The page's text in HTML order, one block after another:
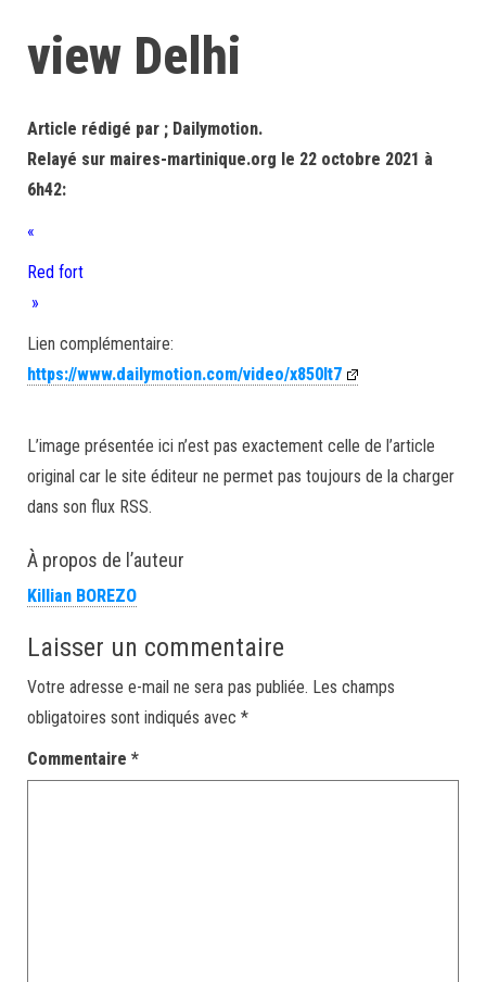
view Delhi
Article rédigé par ; Dailymotion.
Relayé sur maires-martinique.org le 22 octobre 2021 à
6h42:
«
Red fort
»
Lien complémentaire:
https://www.dailymotion.com/video/x850lt7
L’image présentée ici n’est pas exactement celle de l’article
original car le site éditeur ne permet pas toujours de la charger
dans son flux RSS.
À propos de l’auteur
Killian BOREZO
Laisser un commentaire
Votre adresse e-mail ne sera pas publiée. Les champs
obligatoires sont indiqués avec *
Commentaire *